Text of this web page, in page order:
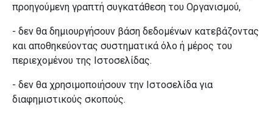
προηγούμενη γραπτή συγκατάθεση του Οργανισμού,
- δεν θα δημιουργήσουν βάση δεδομένων κατεβάζοντας
και αποθηκεύοντας συστηματικά όλο ή μέρος του
περιεχομένου της Ιστοσελίδας.
- δεν θα χρησιμοποιήσουν την Ιστοσελίδα για
διαφημιστικούς σκοπούς.